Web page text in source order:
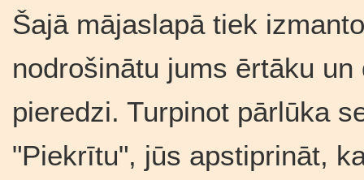
Šajā mājaslapā tiek
nodrošinātu jums ērtāku
pieredzi. Turpinot pārlūka
"Piekrītu", jūs apstiprināt,